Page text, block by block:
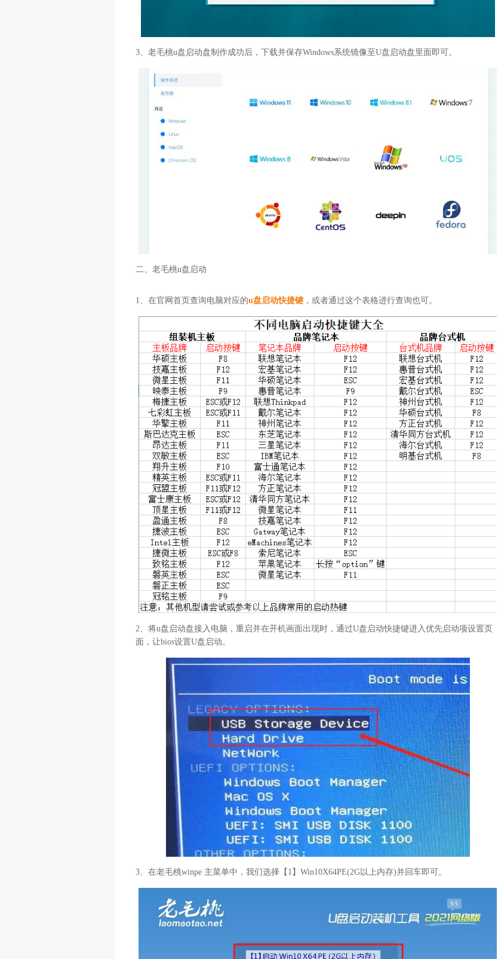
3、老毛桃u盘启动盘制作成功后，下载并保存Windows系统镜像至U盘启动盘里面即可。
二、老毛桃u盘启动
1、在官网首页查询电脑对应的u盘启动快捷键 ，或者通过这个表格进行查询也可。
2、将u盘启动盘接入电脑，重启并在开机画面出现时，通过U盘启动快捷键进入优先启动项设置页
面，让bios设置U盘启动。
3、在老毛桃winpe 主菜单中，我们选择【1】Win10X64PE(2G以上内存)并回车即可。